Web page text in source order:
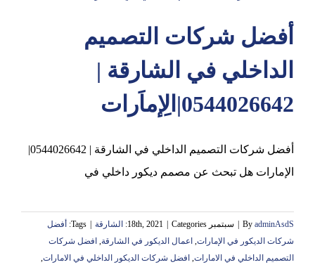
أفضل شركات التصميم
الداخلي في الشارقة |
0544026642|الِإماَرات
أفضل شركات التصميم الداخلي في الشارقة | 0544026642|
الإمارات هل تبحث عن مصمم ديكور داخلي في
By adminAsdS سبتمبر 18th, 2021 Categories: الشارقة Tags:
أفضل
شركات الديكور في الإمارات, اعمال الديكور في الشارقة, افضل شركات
التصميم الداخلي في الامارات, افضل شركات الديكور الداخلي في الامارات,